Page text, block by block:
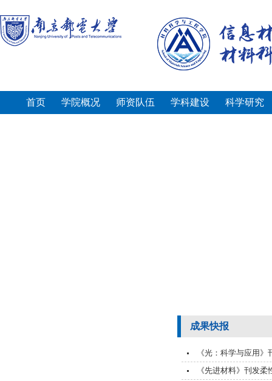
首页 学院概况 师资队伍 学科建设 科学研究
成果快报
《光：科学与应用
《先进材料》刊发